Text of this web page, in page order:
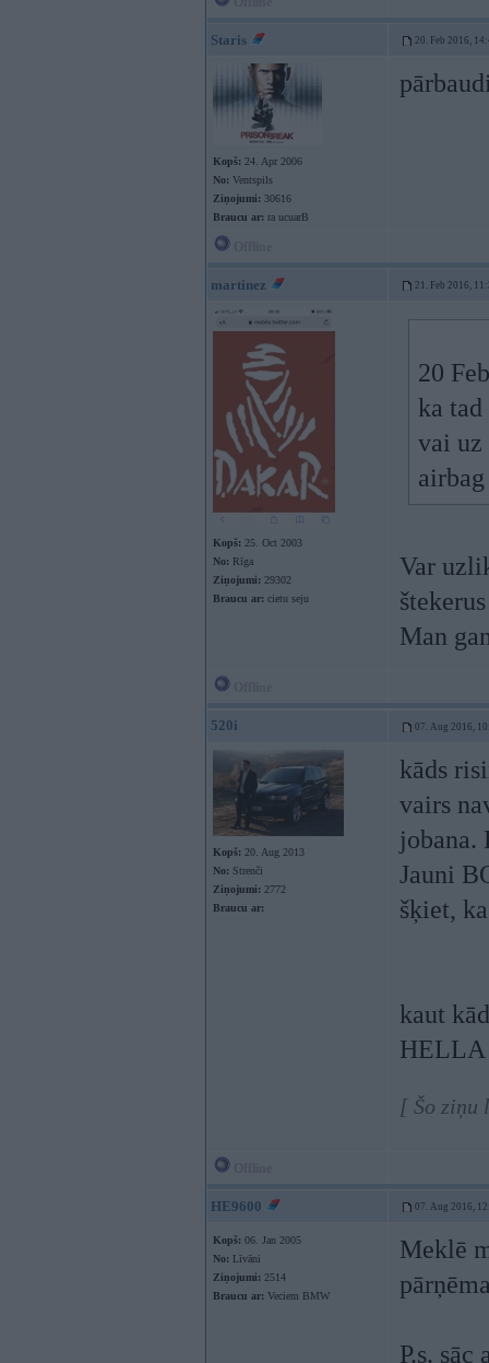
Staris 20. Feb 2016,
Kopš: 24. Apr 2006
No: Ventspils
Ziņojumi: 30616
Braucu ar: ra ucuarB
martinez 21. Feb 2016,
Kopš: 25. Oct 2003
No: Rīga
Ziņojumi: 29302
Braucu ar: cietu seju
20
ka
vai uz
Var
Man
520i 07. Aug 2016,
Kopš: 20. Aug 2013
No: Strenči
Ziņojumi: 2772
Braucu ar:
kāds
vairs
jobana.
Jauni
šķiet,
kaut
HELLA
[ Šo ziņu
HE9600 07. Aug 2016,
Kopš: 06. Jan 2005
No: Līvāni
Ziņojumi: 2514
Braucu ar: Veciem BMW
Meklē
P.s.